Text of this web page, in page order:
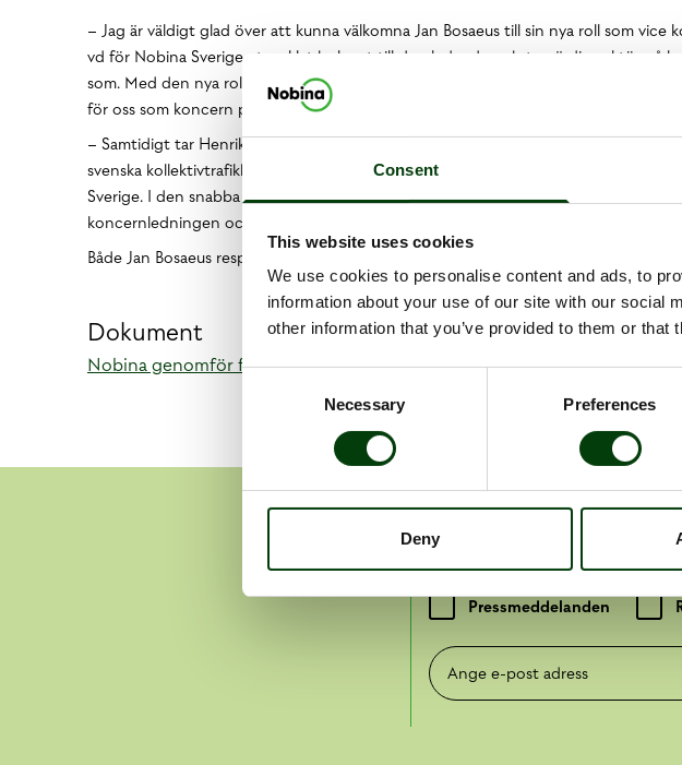
Consent
This website uses cookies
We use cookies to personalise content and ads, to
information about your use of our site with our social
other information that you’ve provided to them or
Consent
Necessary Preferences
Deny
– Jag är väldigt glad över att kunna välkomna Jan Bosaeus till sin nya roll som
vd för Nobina Sverige utvecklat bolaget till den ledande och trovärdiga aktör på
som. Med den nya rollen kan vi nu som koncern lyfta detta en nivå till och
för oss som koncern på den nordiska marknaden, säger Magnus Rosén,
– Samtidigt tar Henrik Dagnäs med sig en unik och bred erfarenhet till sin roll
svenska kollektivtrafikbranschen. Där Henrik innehaft en rad olika roller och nu
Sverige. I den snabba teknikförändring och betydelse som kollektivtrafiken har för
koncernledningen och jag är mycket nöjd med att han nu är en del av den,
Både Jan Bosaeus respektive Henrik Dagnäs tillträder sina nya roller den 3 september.
Dokument
Nobina genomför förändringar i koncernledningen
Prenumerera på
Pressmeddelanden
Ange e-post adress